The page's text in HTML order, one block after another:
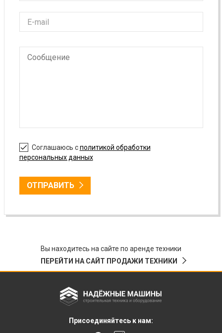
Соглашаюсь сполитикой обработки
персональных данных
ОТПРАВИТЬ
Вы находитесь на сайте по аренде техники
ПЕРЕЙТИ НА САЙТ ПРОДАЖИ ТЕХНИКИ
Присоединяйтесь к нам: